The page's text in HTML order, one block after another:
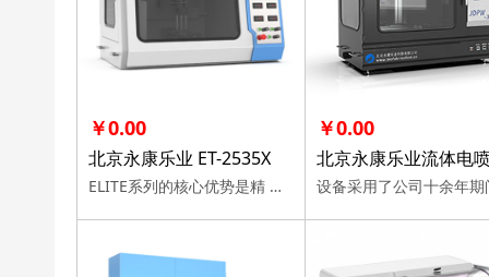
￥0.00
北京永康乐业 ET-2535X
ELITE系列的核心优势是精 度高、易操控和丰富的可拓展性。不同机型各自强化了自己在某 功能上的特长。 购买咨询
￥0.00